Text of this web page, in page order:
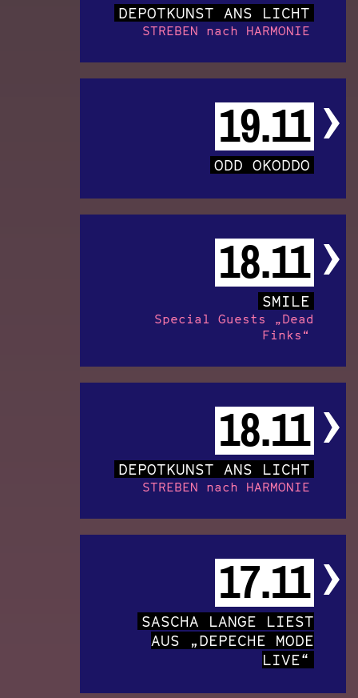
DEPOTKUNST ANS LICHT
STREBEN nach HARMONIE
19.11
ODD OKODDO
18.11
SMILE
Special Guests „Dead
Finks“
18.11
DEPOTKUNST ANS LICHT
STREBEN nach HARMONIE
17.11
SASCHA LANGE LIEST
AUS „DEPECHE MODE
LIVE“